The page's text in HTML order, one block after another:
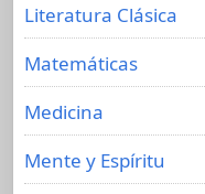
Literatura Clásica
Matemáticas
Medicina
Mente y Espíritu